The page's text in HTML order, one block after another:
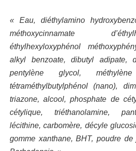
« Eau, diéthylamino
méthoxycinnamate
éthylhexyloxyphénol
alkyl benzoate, dibutyl adipate,
pentylène glycol, méthylène
tétraméthylbutylphénol (nano),
triazone, alcool, phosphate de
cétylique, triéthanolamine,
lécithine, carbomère, décyle
gomme xanthane, BHT, poudre